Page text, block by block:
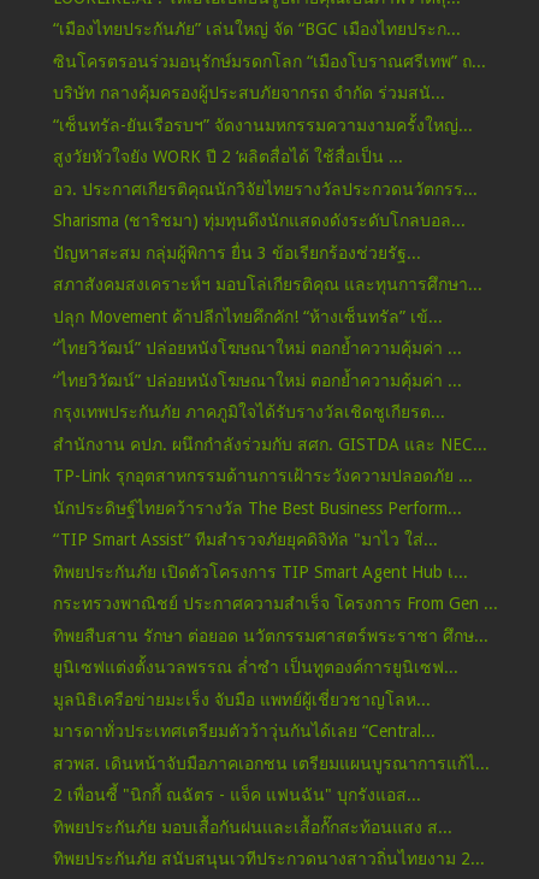
“เมืองไทยประกันภัย” เล่นใหญ่ จัด “BGC เมืองไทยประก...
ซินโครตรอนร่วมอนุรักษ์มรดกโลก “เมืองโบราณศรีเทพ” ถ...
บริษัท กลางคุ้มครองผู้ประสบภัยจากรถ จำกัด ร่วมสนั...
“เซ็นทรัล-ยันเรือรบฯ” จัดงานมหกรรมความงามครั้งใหญ่...
สูงวัยหัวใจยัง WORK ปี 2 ‘ผลิตสื่อได้ ใช้สื่อเป็น ...
อว. ประกาศเกียรติคุณนักวิจัยไทยรางวัลประกวดนวัตกรร...
Sharisma (ชาริชมา) ทุ่มทุนดึงนักแสดงดังระดับโกลบอล...
ปัญหาสะสม กลุ่มผู้พิการ ยื่น 3 ข้อเรียกร้องช่วยรัฐ...
สภาสังคมสงเคราะห์ฯ มอบโล่เกียรติคุณ และทุนการศึกษา...
ปลุก Movement ค้าปลีกไทยคึกคัก! “ห้างเซ็นทรัล” เข้...
“ไทยวิวัฒน์” ปล่อยหนังโฆษณาใหม่ ตอกย้ำความคุ้มค่า ...
“ไทยวิวัฒน์” ปล่อยหนังโฆษณาใหม่ ตอกย้ำความคุ้มค่า ...
กรุงเทพประกันภัย ภาคภูมิใจได้รับรางวัลเชิดชูเกียรต...
สำนักงาน คปภ. ผนึกกำลังร่วมกับ สศก. GISTDA และ NEC...
TP-Link รุกอุตสาหกรรมด้านการเฝ้าระวังความปลอดภัย ...
นักประดิษฐ์ไทยคว้ารางวัล The Best Business Perform...
“TIP Smart Assist” ทีมสำรวจภัยยุคดิจิทัล "มาไว ใส่...
ทิพยประกันภัย เปิดตัวโครงการ TIP Smart Agent Hub เ...
กระทรวงพาณิชย์ ประกาศความสำเร็จ โครงการ From Gen ...
ทิพยสืบสาน รักษา ต่อยอด นวัตกรรมศาสตร์พระราชา ศึกษ...
ยูนิเซฟแต่งตั้งนวลพรรณ ล่ำซำ เป็นทูตองค์การยูนิเซฟ...
มูลนิธิเครือข่ายมะเร็ง จับมือ แพทย์ผู้เชี่ยวชาญโลห...
มารดาทั่วประเทศเตรียมตัวว้าวุ่นกันได้เลย “Central...
สวพส. เดินหน้าจับมือภาคเอกชน เตรียมแผนบูรณาการแก้ไ...
2 เพื่อนซี้ "นิกกี้ ณฉัตร - แจ็ค แฟนฉัน" บุกรังแอส...
ทิพยประกันภัย มอบเสื้อกันฝนและเสื้อกั๊กสะท้อนแสง ส...
ทิพยประกันภัย สนับสนุนเวทีประกวดนางสาวถิ่นไทยงาม 2...